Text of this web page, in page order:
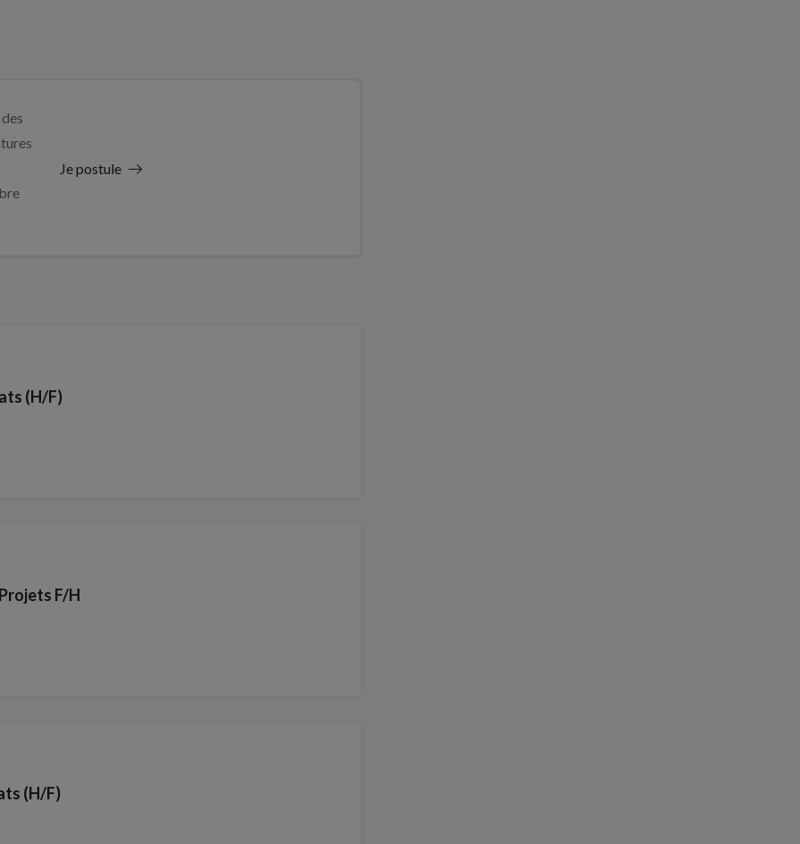
Je postule
(H/F)
F/H
(H/F)